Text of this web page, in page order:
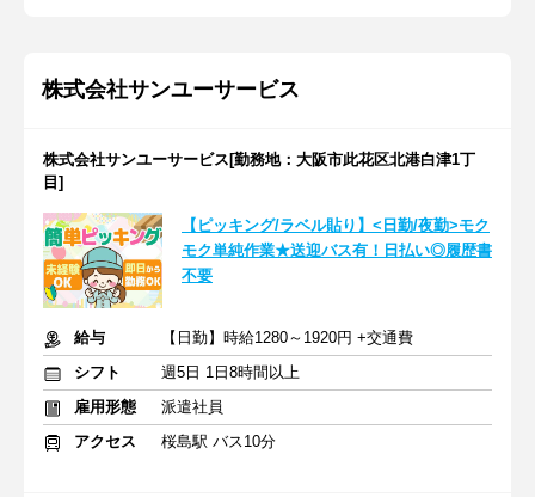
株式会社サンユーサービス
株式会社サンユーサービス[勤務地：大阪市此花区北港白津1丁
目]
【ピッキング/ラベル貼り】<日勤/夜勤>モク
モク単純作業★送迎バス有！日払い◎履歴書
不要
給与
【日勤】時給1280～1920円 +交通費
シフト
週5日 1日8時間以上
雇用形態
派遣社員
アクセス
桜島駅 バス10分